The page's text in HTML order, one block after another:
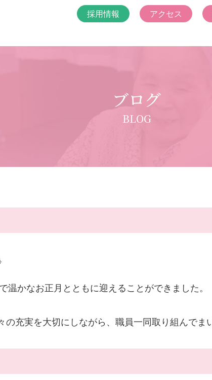
採用情報 アクセス
ブログ
BLOG
かなお正月とともに迎えることができました。
充実を大切にしながら、職員一同取り組んでま